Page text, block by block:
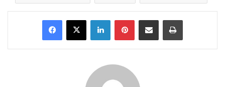
Facebook
X LinkedInPinterestShare via Email Print